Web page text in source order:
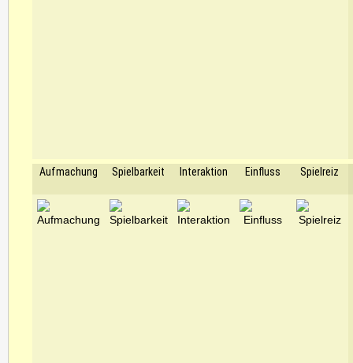
Aufmachung Spielbarkeit Interaktion Einfluss Spielreiz